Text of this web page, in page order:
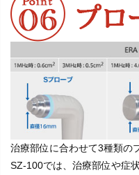
治療部位に合わせて3種類の
SZ-100では、治療部位や症